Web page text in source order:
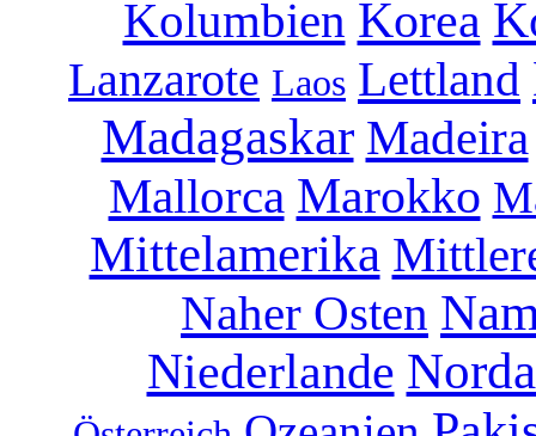
Kolumbien Korea
Lanzarote Laos Lettland
Madagaskar Madeira
Mallorca Marokko
Mittelamerika
Naher Osten
Niederlande